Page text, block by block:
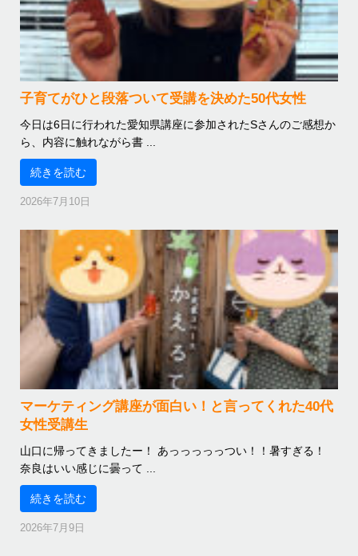
子育てがひと段落ついて受講を決めた50代女性
今日は6日に行われた愛知県講座に参加されたSさんのご感想か
ら、内容に触れながら書 ...
続きを読む
2026年7月10日
マーケティング講座が面白い！と言ってくれた40代
女性受講生
山口に帰ってきましたー！ あっっっっっつい！！暑すぎる！
奈良はいい感じに曇って ...
続きを読む
2026年7月9日